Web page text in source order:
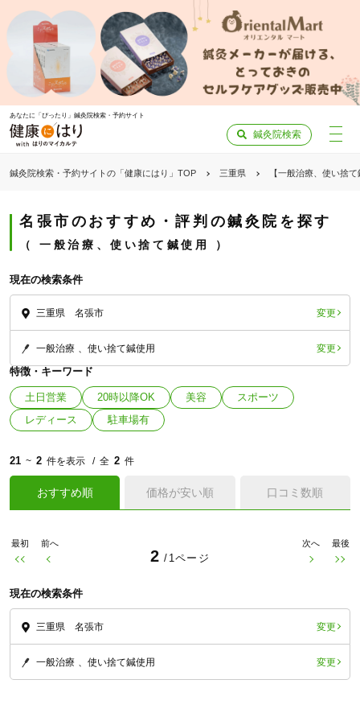
あなたに「ぴったり」鍼灸院検索・予約サイト
鍼灸院検索
鍼灸院検索・予約サイトの「健康にはり」TOP 三重県 【一般治療、使い捨
名張市のおすすめ・評判の鍼灸院を探す
一般治療、使い捨て鍼使用
現在の検索条件
三重県 名張市 変更
一般治療 使い捨て鍼使用 変更
特徴・キーワード
土日営業 20時以降OK 美容
スポーツ
レディース
駐車場有
21 ~ 2 件を表示 全 2 件
おすすめ順 価格が安い順 口コミ数順
最初 前へ
2 /1ページ
次へ 最後
現在の検索条件
三重県 名張市 変更
一般治療 使い捨て鍼使用 変更
「健康にはりを見た」